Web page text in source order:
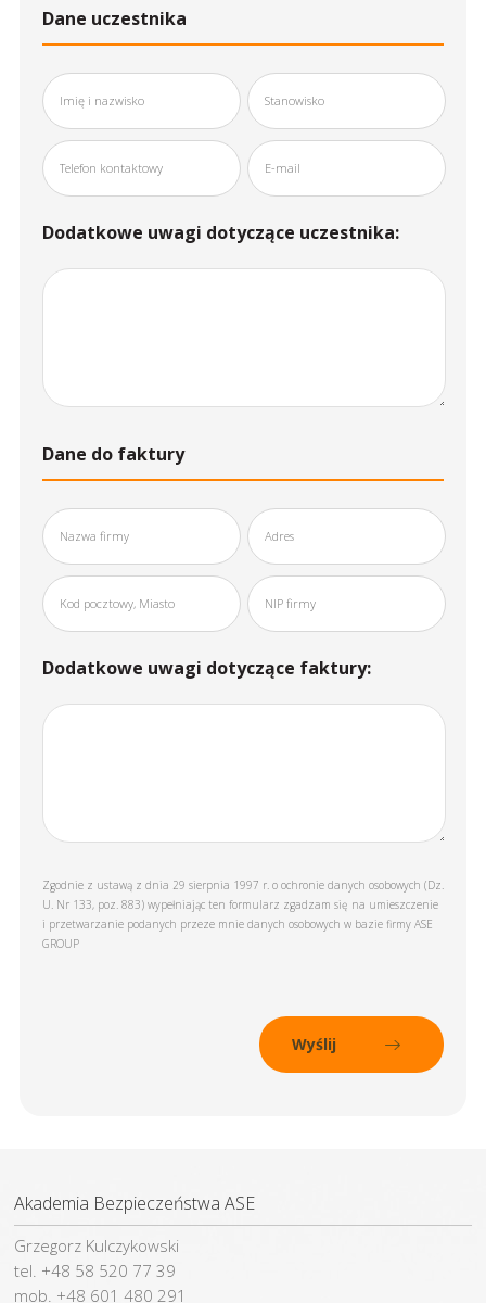
Dane uczestnika
Dodatkowe uwagi dotyczące uczestnika:
Dane do faktury
Dodatkowe uwagi dotyczące faktury:
Zgodnie z ustawą z dnia 29 sierpnia 1997 r. o ochronie danych osobowych (Dz.
U. Nr 133, poz. 883) wypełniając ten formularz zgadzam się na umieszczenie
i przetwarzanie podanych przeze mnie danych osobowych w bazie firmy ASE
GROUP
Akademia Bezpieczeństwa ASE
Grzegorz Kulczykowski
tel. +48 58 520 77 39
mob. +48 601 480 291